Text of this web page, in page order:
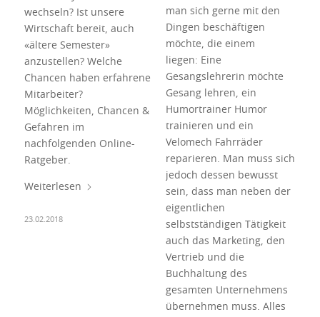
wechseln? Ist unsere
Wirtschaft bereit, auch
«ältere Semester»
anzustellen? Welche
Chancen haben erfahrene
Mitarbeiter?
Möglichkeiten, Chancen &
Gefahren im
nachfolgenden Online-
Ratgeber.
Weiterlesen
23.02.2018
man sich gerne mit den
Dingen beschäftigen
möchte, die einem
liegen: Eine
Gesangslehrerin möchte
Gesang lehren, ein
Humortrainer Humor
trainieren und ein
Velomech Fahrräder
reparieren. Man muss sich
jedoch dessen bewusst
sein, dass man neben der
eigentlichen
selbstständigen Tätigkeit
auch das Marketing, den
Vertrieb und die
Buchhaltung des
gesamten Unternehmens
übernehmen muss. Alles